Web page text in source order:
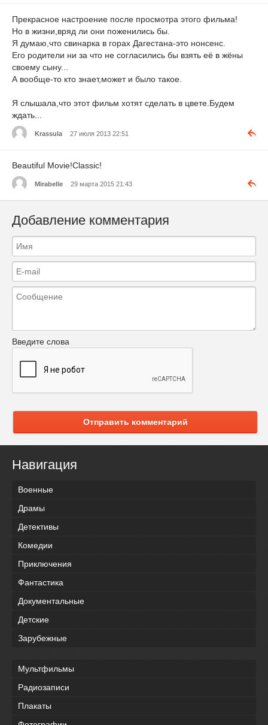
Прекрасное настроение после просмотра этого фильма!
Но в жизни,вряд ли они поженились бы.
Я думаю,что свинарка в горах Дагестана-это нонсенс.
Его родители ни за что не согласились бы взять её в жёны
своему сыну...
А вообще-то кто знает,может и было такое.
Я слышала,что этот фильм хотят сделать в цвете.Будем
ждать...
Krassula 27 июля 2013 22:51
Beautiful Movie!Classic!
Mirabelle 29 марта 2015 21:43
Добавление комментария
Введите слова
Отправить комментарий
Навигация
Военные
Драмы
Детективы
Комедии
Приключения
Фантастика
Документальные
Детские
Зарубежные
Мультфильмы
Радиозаписи
Плакаты